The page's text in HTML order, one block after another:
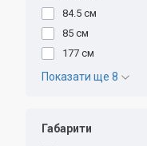
84.5 см
85 см
177 см
Показати ще 8
Габарити